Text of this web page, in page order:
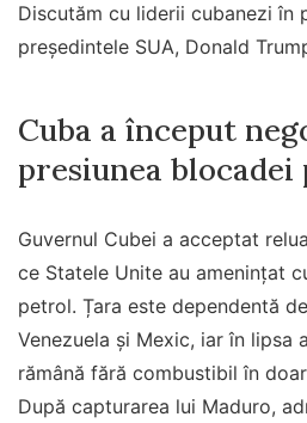
Discutăm cu liderii cubanezi în
preşedintele SUA, Donald
Cuba a început
presiunea
Guvernul Cubei a acceptat
ce Statele Unite au amenințat
petrol. Țara este dependentă
Venezuela și Mexic, iar în lipsa
rămână fără combustibil în
După capturarea lui Maduro,